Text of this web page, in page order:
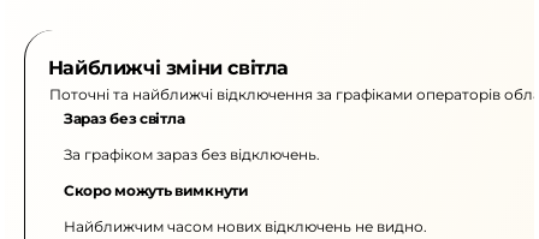
Найближчі зміни світла
Поточні та найближчі відключення за графіками операторів
Зараз без світла
За графіком зараз без відключень.
Скоро можуть вимкнути
Найближчим часом нових відключень не видно.